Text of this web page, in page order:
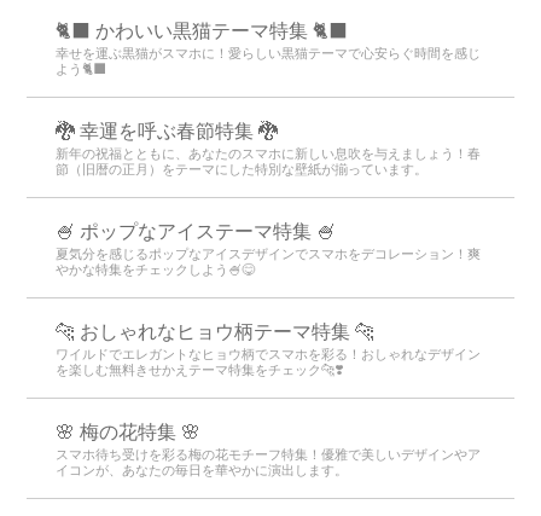
🐈‍⬛ かわいい黒猫テーマ特集 🐈‍⬛
幸せを運ぶ黒猫がスマホに！愛らしい黒猫テーマで心安らぐ時間を感じ
よう🐈‍⬛
🐉 幸運を呼ぶ春節特集 🐉
新年の祝福とともに、あなたのスマホに新しい息吹を与えましょう！春
節（旧暦の正月）をテーマにした特別な壁紙が揃っています。
🍧 ポップなアイステーマ特集 🍧
夏気分を感じるポップなアイスデザインでスマホをデコレーション！爽
やかな特集をチェックしよう🍧😋
🐆 おしゃれなヒョウ柄テーマ特集 🐆
ワイルドでエレガントなヒョウ柄でスマホを彩る！おしゃれなデザイン
を楽しむ無料きせかえテーマ特集をチェック🐆❣️
🌸 梅の花特集 🌸
スマホ待ち受けを彩る梅の花モチーフ特集！優雅で美しいデザインやア
イコンが、あなたの毎日を華やかに演出します。